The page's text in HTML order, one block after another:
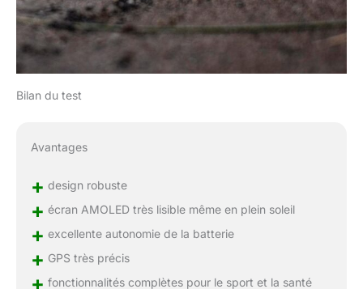
Bilan du test
Avantages
+ design robuste
+ écran AMOLED très lisible même en plein soleil
+ excellente autonomie de la batterie
+ GPS très précis
+ fonctionnalités complètes pour le sport et la santé